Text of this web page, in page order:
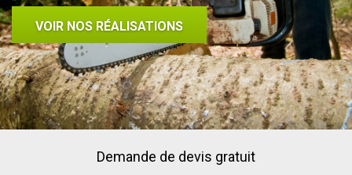
VOIR NOS RÉALISATIONS
Demande de devis gratuit